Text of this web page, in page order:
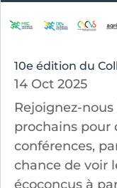
10e édition du
14 Oct 2025
Rejoignez-
prochains pour
conférences,
chance de voir
écoconçus à